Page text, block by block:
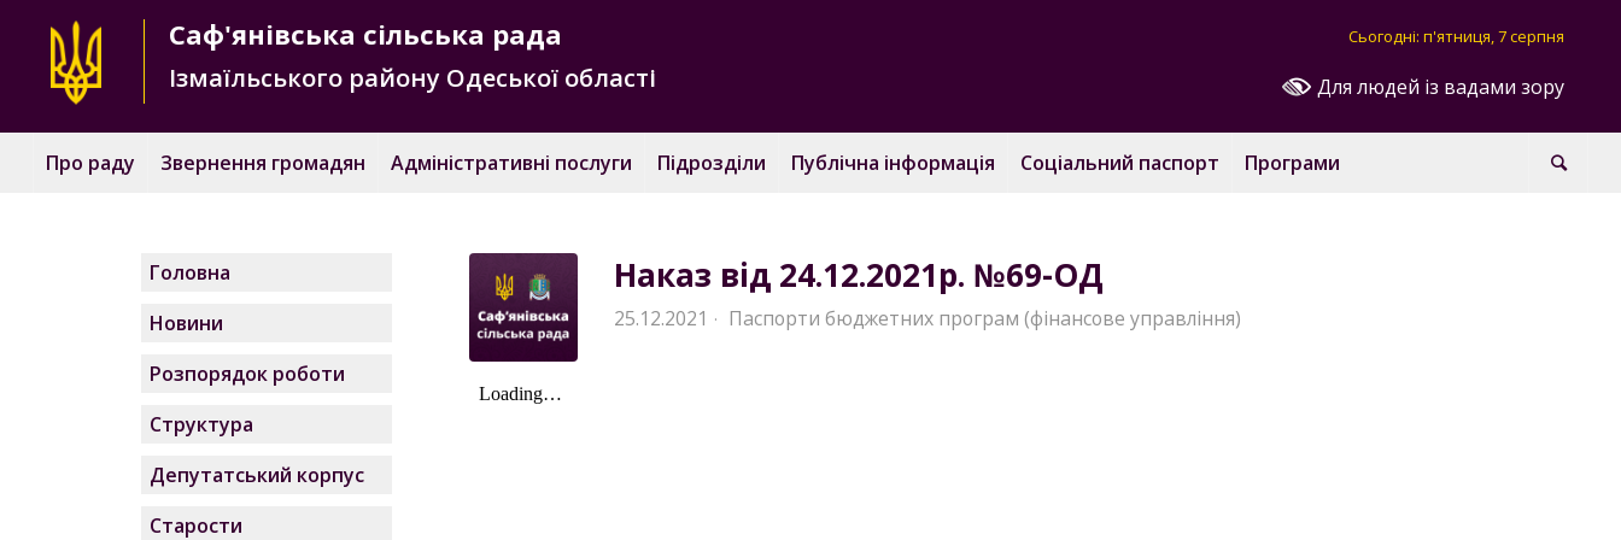
Для людей із вадами зору
Сьогодні: п'ятниця, 7 серпня
Саф'янівська сільська рада
Ізмаїльського району Одеської області
Про раду Звернення громадян Адміністративні послуги Підрозділи Публічна інформація Соціальний паспорт Програми
Наказ від 24.12.2021р. №69-ОД
25.12.2021 · Паспорти бюджетних програм (фінансове управління)
Головна
Новини
Розпорядок роботи
Структура
Депутатський корпус
Старости